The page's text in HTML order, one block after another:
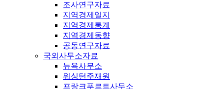
조사연구자료
지역경제일지
지역경제통계
지역경제동향
공동연구자료
국외사무소자료
뉴욕사무소
워싱턴주재원
프랑크푸르트사무소